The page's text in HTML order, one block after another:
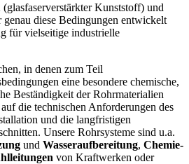
Kunststoff) und
diese Bedingungen entwickelt
für vielseitige industrielle
in denen zum Teil
eine besondere chemische,
Beständigkeit der Rohrmaterialien
die technischen Anforderungen des
und die langfristigen
Unsere Rohrsysteme sind u.a.
und Wasseraufbereitung, Chemie-
von Kraftwerken oder